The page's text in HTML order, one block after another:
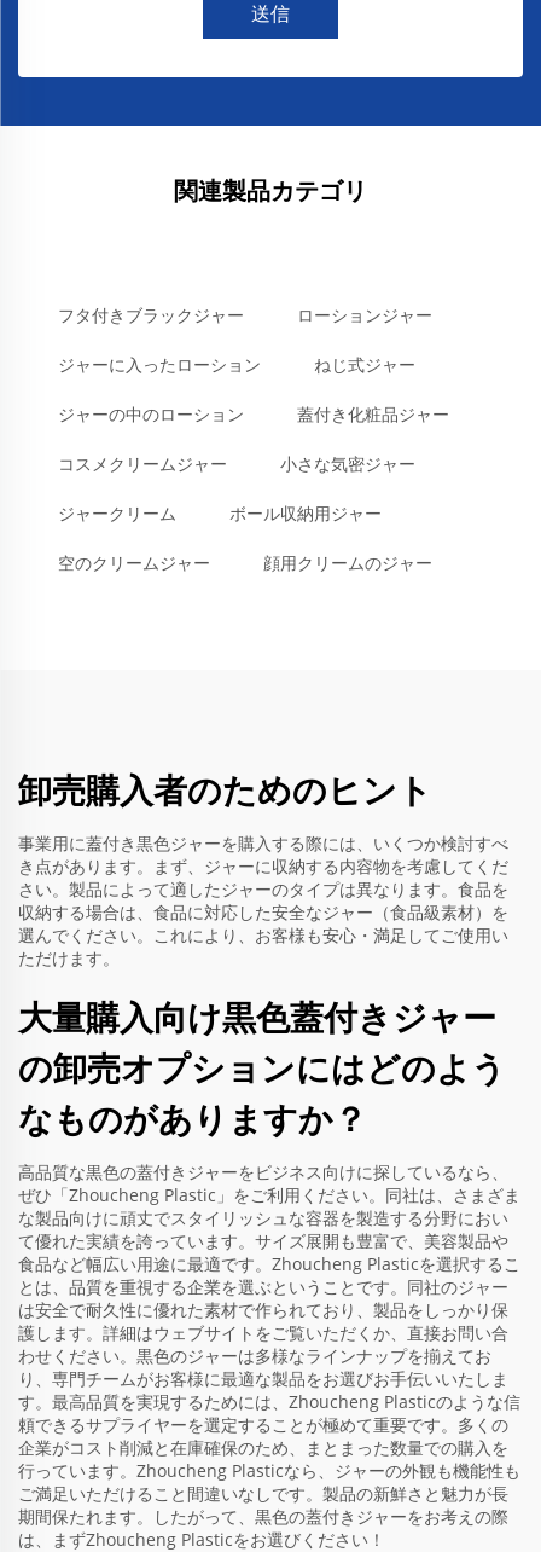
送信
関連製品カテゴリ
フタ付きブラックジャー ローションジャー
ジャーに入ったローション ねじ式ジャー
ジャーの中のローション 蓋付き化粧品ジャー
コスメクリームジャー 小さな気密ジャー
ジャークリーム ボール収納用ジャー
空のクリームジャー 顔用クリームのジャー
卸売購入者のためのヒント
事業用に蓋付き黒色ジャーを購入する際には、いくつか検討すべ
き点があります。まず、ジャーに収納する内容物を考慮してくだ
さい。製品によって適したジャーのタイプは異なります。食品を
収納する場合は、食品に対応した安全なジャー（食品級素材）を
選んでください。これにより、お客様も安心・満足してご使用い
ただけます。
大量購入向け黒色蓋付きジャー
の卸売オプションにはどのよう
なものがありますか？
高品質な黒色の蓋付きジャーをビジネス向けに探しているなら、
ぜひ「Zhoucheng Plastic」をご利用ください。同社は、さまざま
な製品向けに頑丈でスタイリッシュな容器を製造する分野におい
て優れた実績を誇っています。サイズ展開も豊富で、美容製品や
食品など幅広い用途に最適です。Zhoucheng Plasticを選択するこ
とは、品質を重視する企業を選ぶということです。同社のジャー
は安全で耐久性に優れた素材で作られており、製品をしっかり保
護します。詳細はウェブサイトをご覧いただくか、直接お問い合
わせください。黒色のジャーは多様なラインナップを揃えてお
り、専門チームがお客様に最適な製品をお選びお手伝いいたしま
す。最高品質を実現するためには、Zhoucheng Plasticのような信
頼できるサプライヤーを選定することが極めて重要です。多くの
企業がコスト削減と在庫確保のため、まとまった数量での購入を
行っています。Zhoucheng Plasticなら、ジャーの外観も機能性も
ご満足いただけること間違いなしです。製品の新鮮さと魅力が長
期間保たれます。したがって、黒色の蓋付きジャーをお考えの際
は、まずZhoucheng Plasticをお選びください！